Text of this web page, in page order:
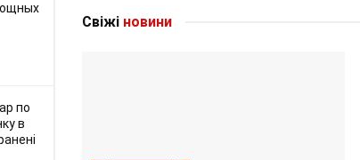
по
в
Свіжі новини